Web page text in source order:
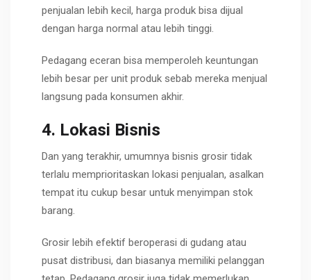
penjualan lebih kecil, harga produk bisa dijual
dengan harga normal atau lebih tinggi.
Pedagang eceran bisa memperoleh keuntungan
lebih besar per unit produk sebab mereka menjual
langsung pada konsumen akhir.
4. Lokasi Bisnis
Dan yang terakhir, umumnya bisnis grosir tidak
terlalu memprioritaskan lokasi penjualan, asalkan
tempat itu cukup besar untuk menyimpan stok
barang.
Grosir lebih efektif beroperasi di gudang atau
pusat distribusi, dan biasanya memiliki pelanggan